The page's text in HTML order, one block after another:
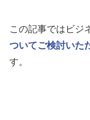
この記事ではビジ
ついてご検討いた
す。